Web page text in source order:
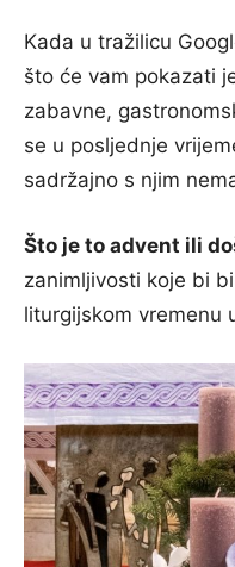
Kada u tražilicu
što će vam pokazati
zabavne,
se u posljednje
sadržajno s njim
Što je to advent ili
zanimljivosti koje bi
liturgijskom vremenu